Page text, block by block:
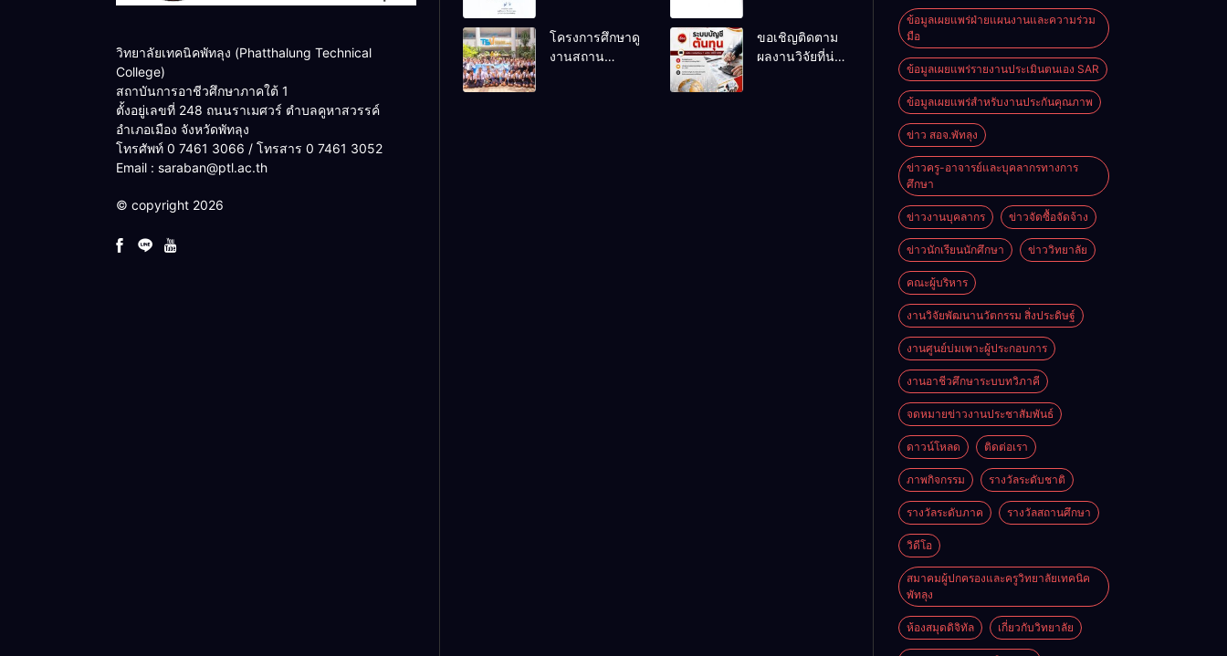
วิทยาลัยเทคนิคพัทลุง (Phatthalung Technical
College)
สถาบันการอาชีวศึกษาภาคใต้ 1
ตั้งอยู่เลขที่ 248 ถนนราเมศวร์ ตำบลคูหาสวรรค์
อำเภอเมือง จังหวัดพัทลุง
โทรศัพท์ 0 7461 3066 / โทรสาร 0 7461 3052
Email : saraban@ptl.ac.th
© copyright 2026
แผนธุรกิจ ภาย
ใต้โครงการ
พนักงานขับ
รถยนต์
โครงการศึกษาดู
งานสถาน
ขอเชิญติดตาม
ผลงานวิจัยที่น่า
ข้อมูลเผยแพร่ฝ่ายแผนงานและความร่วม
มือ
ข้อมูลเผยแพร่รายงานประเมินตนเอง SAR
ข้อมูลเผยแพร่สำหรับงานประกันคุณภาพ
ข่าว สอจ.พัทลุง
ข่าวครู-อาจารย์และบุคลากรทางการ
ศึกษา
ข่าวงานบุคลากร ข่าวจัดซื้อจัดจ้าง
ข่าวนักเรียนนักศึกษา ข่าววิทยาลัย
คณะผู้บริหาร
งานวิจัยพัฒนานวัตกรรม สิ่งประดิษฐ์
งานศูนย์บ่มเพาะผู้ประกอบการ
งานอาชีวศึกษาระบบทวิภาคี
จดหมายข่าวงานประชาสัมพันธ์
ดาวน์โหลด ติดต่อเรา
ภาพกิจกรรม รางวัลระดับชาติ
รางวัลระดับภาค รางวัลสถานศึกษา
วิดีโอ
สมาคมผู้ปกครองและครูวิทยาลัยเทคนิค
พัทลุง
ห้องสมุดดิจิทัล เกี่ยวกับวิทยาลัย